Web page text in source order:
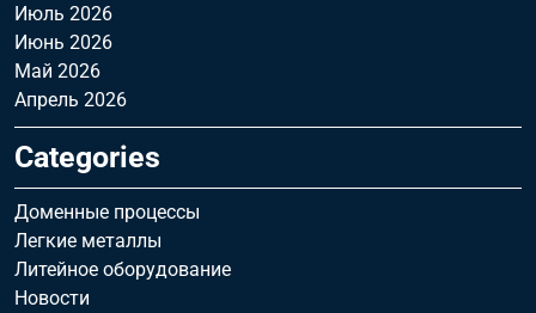
Июль 2026
Июнь 2026
Май 2026
Апрель 2026
Categories
Доменные процессы
Легкие металлы
Литейное оборудование
Новости